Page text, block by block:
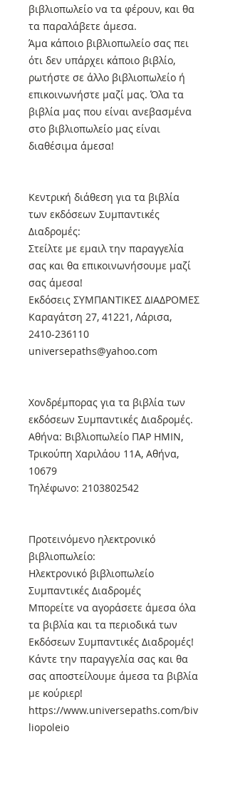
βιβλιοπωλείο να τα φέρουν, και θα
τα παραλάβετε άμεσα.
Άμα κάποιο βιβλιοπωλείο σας πει
ότι δεν υπάρχει κάποιο βιβλίο,
ρωτήστε σε άλλο βιβλιοπωλείο ή
επικοινωνήστε μαζί μας. Όλα τα
βιβλία μας που είναι ανεβασμένα
στο βιβλιοπωλείο μας είναι
διαθέσιμα άμεσα!
Κεντρική διάθεση για τα βιβλία
των εκδόσεων Συμπαντικές
Διαδρομές:
Στείλτε με εμαιλ την παραγγελία
σας και θα επικοινωνήσουμε μαζί
σας άμεσα!
Εκδόσεις ΣΥΜΠΑΝΤΙΚΕΣ ΔΙΑΔΡΟΜΕΣ
Καραγάτση 27, 41221, Λάρισα,
2410-236110
universepaths@yahoo.com
Xονδρέμπορας για τα βιβλία των
εκδόσεων Συμπαντικές Διαδρομές.
Αθήνα: Βιβλιοπωλείο ΠΑΡ ΗΜΙΝ,
Τρικούπη Χαριλάου 11Α, Αθήνα,
10679
Τηλέφωνο: 2103802542
Προτεινόμενο ηλεκτρονικό
βιβλιοπωλείο:
Ηλεκτρονικό βιβλιοπωλείο
Συμπαντικές Διαδρομές
Μπορείτε να αγοράσετε άμεσα όλα
τα βιβλία και τα περιοδικά των
Εκδόσεων Συμπαντικές Διαδρομές!
Κάντε την παραγγελία σας και θα
σας αποστείλουμε άμεσα τα βιβλία
με κούριερ!
https://www.universepaths.com/biv
liopoleio